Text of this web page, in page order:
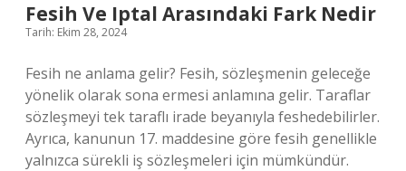
Fesih Ve Iptal Arasındaki Fark Nedir
Tarih: Ekim 28, 2024
Fesih ne anlama gelir? Fesih, sözleşmenin geleceğe
yönelik olarak sona ermesi anlamına gelir. Taraflar
sözleşmeyi tek taraflı irade beyanıyla feshedebilirler.
Ayrıca, kanunun 17. maddesine göre fesih genellikle
yalnızca sürekli iş sözleşmeleri için mümkündür.